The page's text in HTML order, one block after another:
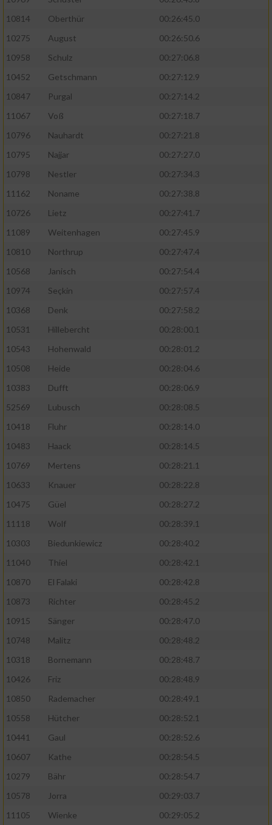
10814
Oberthür
00:26:45.0
10275
August
00:26:50.6
10958
Schulz
00:27:06.8
10452
Getschmann
00:27:12.9
10847
Purgal
00:27:14.2
11067
Voß
00:27:18.7
10796
Nauhardt
00:27:21.8
10795
Najjar
00:27:27.0
10798
Nestler
00:27:34.3
11162
Noname
00:27:38.8
10726
Lietz
00:27:41.7
11089
Weitenhagen
00:27:45.9
10810
Northrup
00:27:47.4
10568
Janisch
00:27:54.4
10974
Seçkin
00:27:57.4
10368
Denk
00:27:58.2
10531
Hillebercht
00:28:00.1
10543
Hohenwald
00:28:01.2
10508
Heide
00:28:04.6
10383
Dufft
00:28:06.9
52569
Lubusch
00:28:08.5
10418
Fluhr
00:28:14.0
10483
Haack
00:28:14.5
10769
Mertens
00:28:21.1
10633
Knauer
00:28:22.8
10475
Güel
00:28:27.2
11118
Wolf
00:28:39.1
10303
Biedunkiewicz
00:28:40.2
11040
Thiel
00:28:42.1
10870
El Falaki
00:28:42.8
10873
Richter
00:28:45.2
10915
Sänger
00:28:47.0
10748
Malitz
00:28:48.2
10318
Bornemann
00:28:48.7
10426
Friz
00:28:48.9
10850
Rademacher
00:28:49.1
10558
Hütcher
00:28:52.1
10441
Gaul
00:28:52.6
10607
Kathe
00:28:54.5
10279
Bähr
00:28:54.7
10578
Jorra
00:29:03.7
11105
Wienke 00:29:05.2